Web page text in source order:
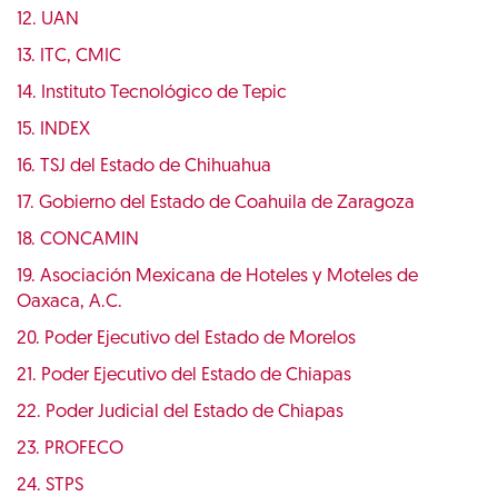
12. UAN
13. ITC, CMIC
14. Instituto Tecnológico de Tepic
15. INDEX
16. TSJ del Estado de Chihuahua
17. Gobierno del Estado de Coahuila de Zaragoza
18. CONCAMIN
19. Asociación Mexicana de Hoteles y Moteles de
Oaxaca, A.C.
20. Poder Ejecutivo del Estado de Morelos
21. Poder Ejecutivo del Estado de Chiapas
22. Poder Judicial del Estado de Chiapas
23. PROFECO
24. STPS